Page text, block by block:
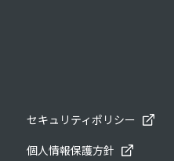
セキュリティポリシー
個人情報保護方針